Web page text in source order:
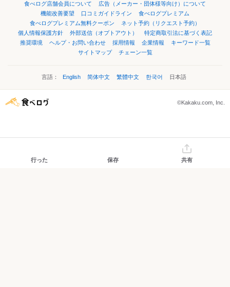
食べログ店舗会員について
広告（メーカー・団体様等向け）について
機能改善要望
口コミガイドライン
食べログプレミアム
食べログプレミアム無料クーポン
ネット予約（リクエスト予約）
個人情報保護方針
外部送信（オプトアウト）
特定商取引法に基づく表記
推奨環境
ヘルプ・お問い合わせ 採用情報 企業情報
キーワード一覧
サイトマップ
チェーン一覧
言語： English 简体中文 繁體中文 한국어 日本語
©Kakaku.com, Inc.
行った 保存 共有